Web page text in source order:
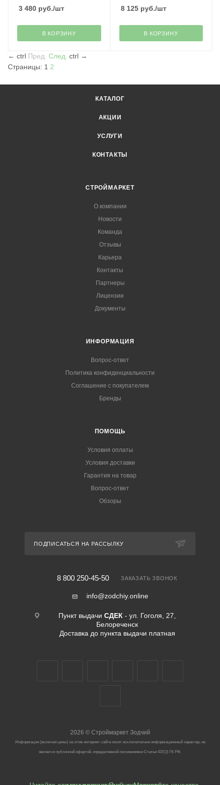
3 480 руб./шт
В КОРЗИНУ
8 125руб./шт
В КОРЗИНУ
← ctrl Пред. След. ctrl →
Страницы: 1 2
КАТАЛОГ
АКЦИИ
УСЛУГИ
КОНТАКТЫ
СТРОЙМАРКЕТ
О компании
Новости
Команда
Отзывы
Карьера
Контакты
Партнеры
Лицензии
Документы
ИНФОРМАЦИЯ
Вопрос-ответ
Политика конфиденциальности
Соглашение с покупателем
Бренды
ПОМОЩЬ
Условия оплаты
Условия доставки
Гарантия на товар
Вопрос-ответ
Обзоры
ПОДПИСАТЬСЯ НА РАССЫЛКУ
8 800 250-45-50 ЗАКАЗАТЬ ЗВОНОК
info@zodchiy.online
Пункт выдачи СДЕК - ул. Гоголя, 27,
Белореченск
Доставка до пункта выдачи платная
2026 ©Строймаркет Зодчий
Информация (включая цены) на этом интернет-сайте носит исключительно информационный характер, не
является публичной офертой, определяемой положениями Статьи 437(2) ГК РФ.